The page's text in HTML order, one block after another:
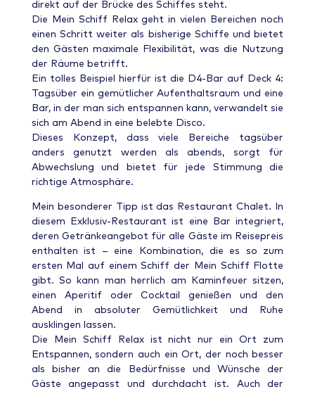
direkt auf der Brücke des Schiffes steht.
Die Mein Schiff Relax geht in vielen Bereichen noch
einen Schritt weiter als bisherige Schiffe und bietet
den Gästen maximale Flexibilität, was die Nutzung
der Räume betrifft.
Ein tolles Beispiel hierfür ist die D4-Bar auf Deck 4:
Tagsüber ein gemütlicher Aufenthaltsraum und eine
Bar, in der man sich entspannen kann, verwandelt sie
sich am Abend in eine belebte Disco.
Dieses Konzept, dass viele Bereiche tagsüber
anders genutzt werden als abends, sorgt für
Abwechslung und bietet für jede Stimmung die
richtige Atmosphäre.
Mein besonderer Tipp ist das Restaurant Chalet. In
diesem Exklusiv-Restaurant ist eine Bar integriert,
deren Getränkeangebot für alle Gäste im Reisepreis
enthalten ist – eine Kombination, die es so zum
ersten Mal auf einem Schiff der Mein Schiff Flotte
gibt. So kann man herrlich am Kaminfeuer sitzen,
einen Aperitif oder Cocktail genießen und den
Abend in absoluter Gemütlichkeit und Ruhe
ausklingen lassen.
Die Mein Schiff Relax ist nicht nur ein Ort zum
Entspannen, sondern auch ein Ort, der noch besser
als bisher an die Bedürfnisse und Wünsche der
Gäste angepasst und durchdacht ist. Auch der